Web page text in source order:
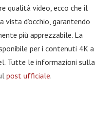
qualità video, ecco che il
vista d’occhio, garantendo
più apprezzabile. La
per i contenuti 4K a
Tutte le informazioni sulla
post ufficiale.